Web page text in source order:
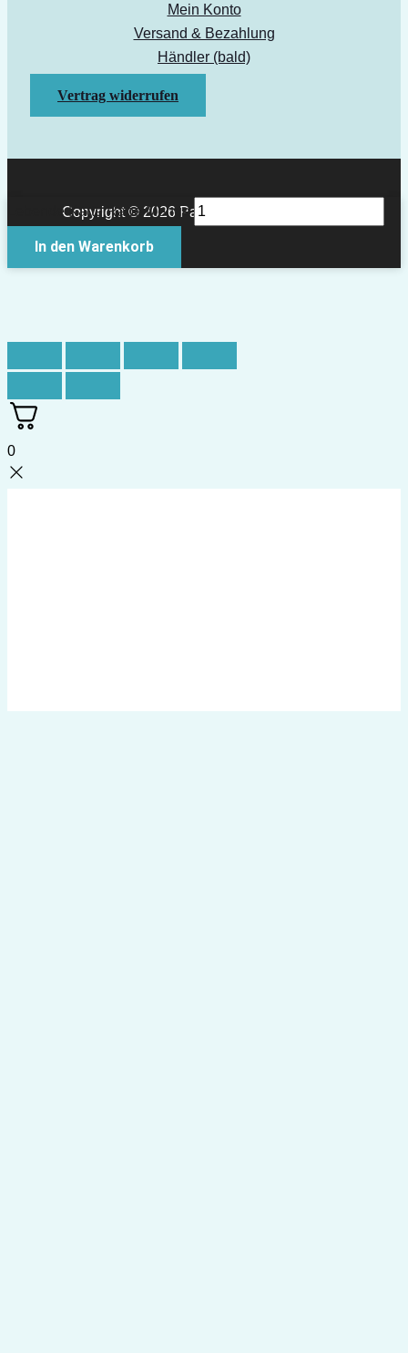
Mein Konto
Versand & Bezahlung
Händler (bald)
Vertrag widerrufen
Copyright © 2026 Papierkult Berlin
Lebende Karte Rabe Menge
In den Warenkorb
0